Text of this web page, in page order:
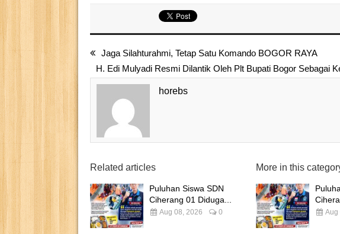
Jaga Silahturahmi, Tetap Satu Komando BOGOR RAYA
H. Edi Mulyadi Resmi Dilantik Oleh Plt Bupati Bogor Sebagai
horebs
Related articles
Puluhan Siswa SDN
Ciherang 01 Diduga...
Aug 08, 2026 0
More in this
Aug